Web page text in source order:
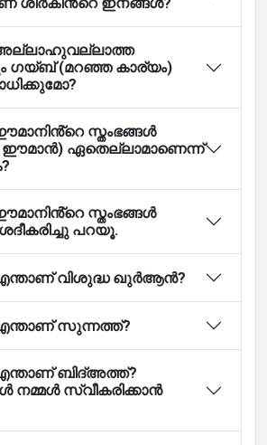
അല്ലാഹുവല്ലാത്ത
ഗയ്ബ് (മറഞ്ഞ കാര്യം)
സ്തംഭങ്ങൾ
ഏതെല്ലാമാണെന്ന്
സ്തംഭങ്ങൾ
പറയൂ.
വിശുദ്ധ ഖുർആൻ?
സുന്നത്ത്?
ബിദ്അത്ത്?
സ്വീകരിക്കാൻ